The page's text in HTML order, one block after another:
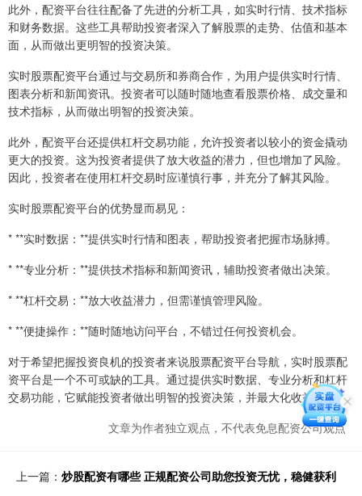
此外，配资平台往往配备了先进的分析工具，如实时行情、技术指标
和财务数据。这些工具帮助投资者深入了解股票的走势、估值和基本
面，从而做出更明智的投资决策。
实时股票配资平台通过与交易所和券商合作，为用户提供实时行情、
图表分析和新闻资讯。投资者可以随时随地查看股票价格、成交量和
技术指标，从而做出明智的投资决策。
此外，配资平台还提供杠杆交易功能，允许投资者以较小的资金撬动
更大的投资。这为投资者提供了放大收益的潜力，但也增加了风险。
因此，投资者在使用杠杆交易时应谨慎行事，并充分了解其风险。
实时股票配资平台的优势显而易见：
* **实时数据：**提供实时行情和图表，帮助投资者把握市场脉搏。
* **专业分析：**提供技术指标和新闻资讯，辅助投资者做出决策。
* **杠杆交易：**放大收益潜力，但需谨慎管理风险。
* **便捷操作：**随时随地访问平台，不错过任何投资机会。
对于希望把握投资良机的投资者来说股票配资平台导航，实时股票配
资平台是一个不可或缺的工具。通过提供实时数据、专业分析和杠杆
交易功能，它赋能投资者做出明智的投资决策，并最大化收益潜力。
文章为作者独立观点，不代表免息配资公司观点
上一篇： 炒股配资有哪些 正规配资公司助您投资无忧，稳健获利